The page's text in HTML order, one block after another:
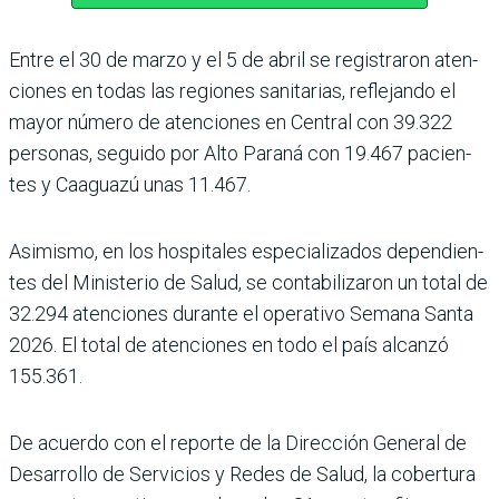
Entre el 30 de marzo y el 5 de abril se registraron aten­
ciones en todas las regio­nes sanitarias, reflejando el
mayor número de atencio­nes en Central con 39.322
personas, seguido por Alto Paraná con 19.467 pacien­
tes y Caaguazú unas 11.467.
Asimismo, en los hospitales especializados dependien­
tes del Ministerio de Salud, se contabilizaron un total de
32.294 atenciones durante el operativo Semana Santa
2026. El total de atencio­nes en todo el país alcanzó
155.361.
De acuerdo con el reporte de la Dirección General de
Desarrollo de Servicios y Redes de Salud, la cober­tura